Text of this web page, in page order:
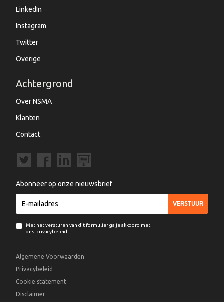
LinkedIn
Instagram
Twitter
Overige
Achtergrond
Over NSMA
Klanten
Contact
Abonneer op onze nieuwsbrief
Met het versturen van dit formulier ga je akkoord met
ons privacybeleid
Algemene Voorwaarden
Privacybeleid
Cookie statement
Disclaimer